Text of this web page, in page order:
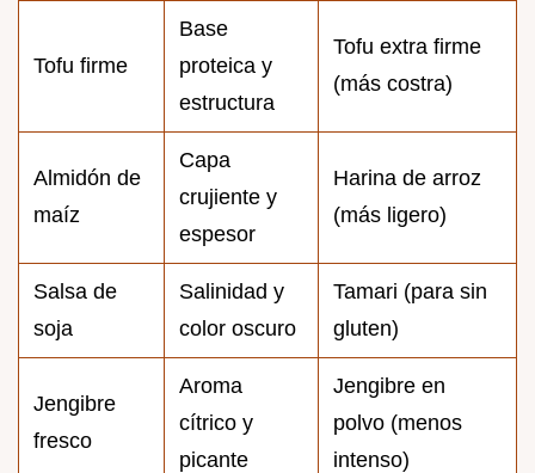
Tofu firme
Base
proteica y
estructura
Tofu extra firme
(más costra)
Almidón de
maíz
Capa
crujiente y
espesor
Harina de arroz
(más ligero)
Salsa de
soja
Salinidad y
color oscuro
Tamari (para sin
gluten)
Jengibre
fresco
Aroma
cítrico y
picante
Jengibre en
polvo (menos
intenso)